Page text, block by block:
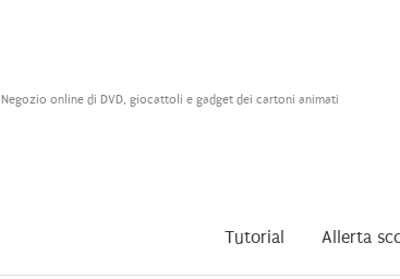
Negozio online di DVD, giocattoli e gadget dei cartoni animati
Tutorial Allerta